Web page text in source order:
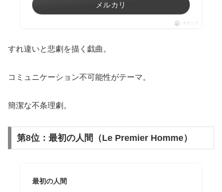
メルカリ
ポチップ
すれ違いと悲劇を描く戯曲。
コミュニケーション不可能性がテーマ。
簡潔な不条理劇。
第8位：最初の人間（Le Premier Homme）
最初の人間